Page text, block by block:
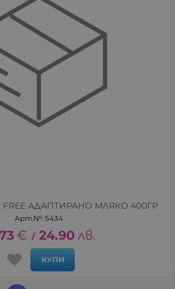
FREE АДАПТИРАНО МЛЯКО 400ГР
Арт.№: 5434
€ / 24.90 лв.
КУПИ